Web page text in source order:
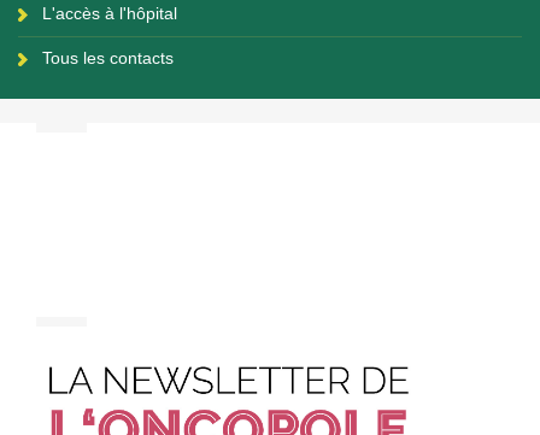
L'accès à l'hôpital
Tous les contacts